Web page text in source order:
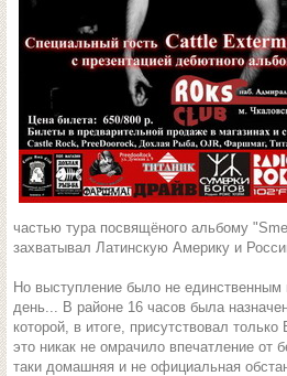
частью тура посвящёного альбому
захватывал Латинскую Америку и
Но выступление было не
день... В районе 16 часов была
которой, в итоге, присутствовал
это никак не омрачило впечатление от
таки домашняя и не официальная